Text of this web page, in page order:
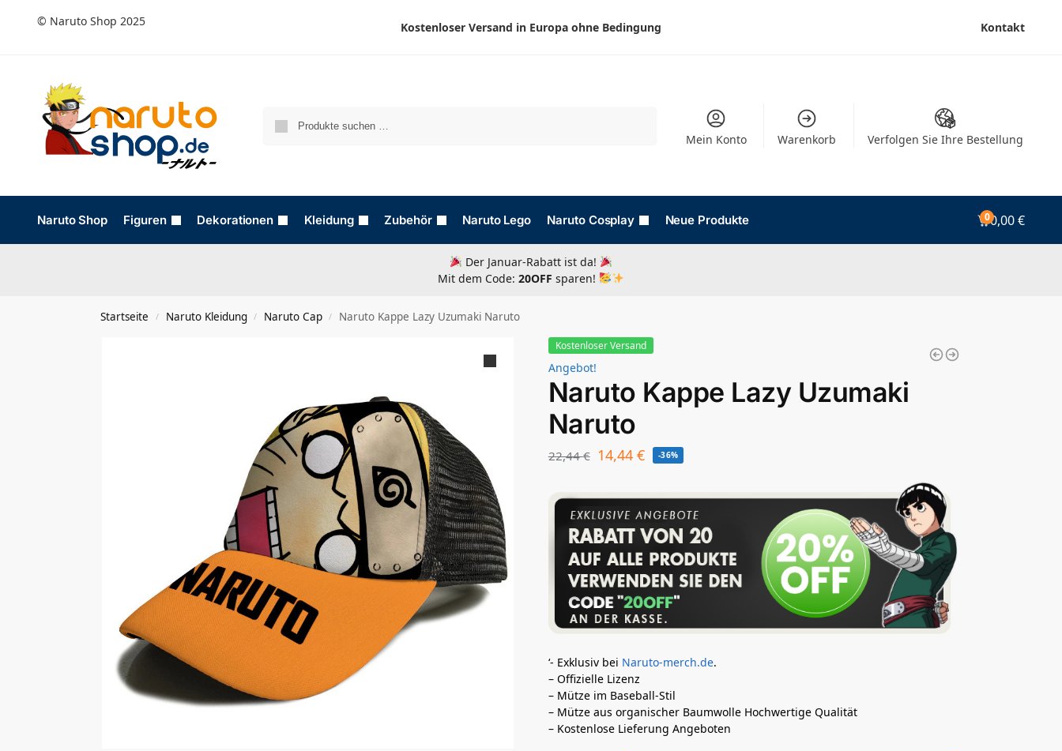
© Naruto Shop 2025 Kostenloser Versand in Europa ohne Bedingung Kontakt
Mein Konto Warenkorb Verfolgen Sie Ihre Bestellung
Naruto Shop Figuren Dekorationen Kleidung Zubehör Naruto Lego Naruto Cosplay Neue Produkte 00,00€
Der Januar-Rabatt ist da!
Mit dem Code:20OFF sparen!
Startseite / Naruto Kleidung / Naruto Cap / Naruto Kappe Lazy Uzumaki Naruto
Kostenloser Versand
Angebot!
Naruto Kappe Lazy Uzumaki
Naruto
22,44€ 14,44 € -36%
‘- Exklusiv bei Naruto-merch.de.
– Offizielle Lizenz
– Mütze im Baseball-Stil
– Mütze aus organischer Baumwolle Hochwertige Qualität
– Kostenlose Lieferung Angeboten